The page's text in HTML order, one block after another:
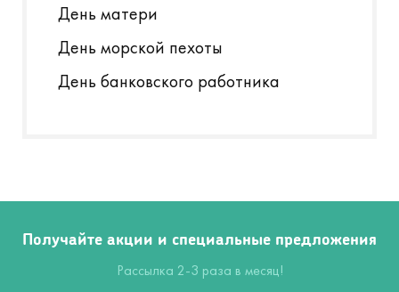
День матери
День морской пехоты
День банковского работника
Получайте акции и специальные предложения
Рассылка 2-3 раза в месяц!